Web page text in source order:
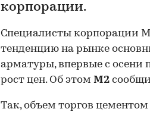
корпорации.
Специалисты корпорации
тенденцию на рынке
арматуры, впервые с осени
рост цен. Об этом М2
Так, объем торгов